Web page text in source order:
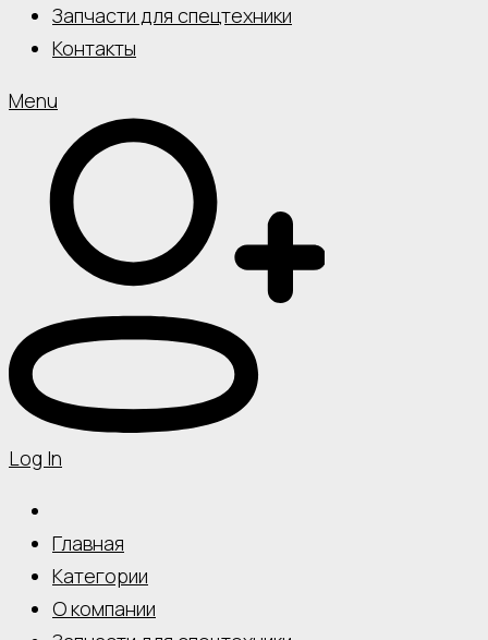
Запчасти для спецтехники
Контакты
Menu
Log In
Главная
Категории
О компании